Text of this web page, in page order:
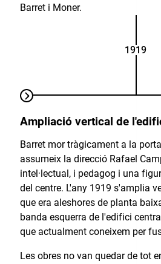
Barret i Moner.
1919
Ampliació vertical de
Barret mor tràgicament a la
assumeix la direcció Rafael
intel·lectual, i pedagog i una
del centre. L'any 1919 s'amplia
que era aleshores de planta
banda esquerra de l'edifici
que actualment coneixem per
Les obres no van quedar de tot